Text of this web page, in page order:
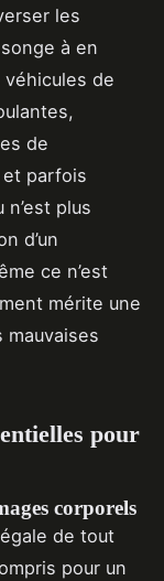
les
à en
véhicules de
de
parfois
n’est plus
d’un
ce n’est
mérite une
pour
corporels
de tout
pour un